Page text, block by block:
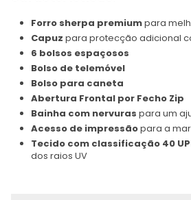
Forro sherpa premiumpara
Capuz para protecção adicional
6 bolsos espaçosos
Bolso de telemóvel
Bolso para caneta
Abertura Frontal por Fecho Zip
Bainha com nervuras para um
Acesso de impressãopara a
Tecido com classificação 40
dos raios UV